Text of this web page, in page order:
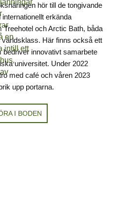
hör till de tongivande
internationellt erkända
Treehotel och Arctic Bath, båda
världsklass. Här finns också ett
innovativt samarbete
universitet. Under 2022
med café och våren 2023
upp portarna.
I BODEN